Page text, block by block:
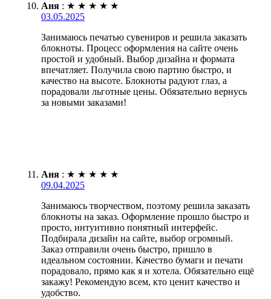
Аня : ★ ★ ★ ★ ★
03.05.2025
Занимаюсь печатью сувениров и решила заказать
блокноты. Процесс оформления на сайте очень
простой и удобный. Выбор дизайна и формата
впечатляет. Получила свою партию быстро, и
качество на высоте. Блокноты радуют глаз, а
порадовали льготные цены. Обязательно вернусь
за новыми заказами!
Аня : ★ ★ ★ ★ ★
09.04.2025
Занимаюсь творчеством, поэтому решила заказать
блокноты на заказ. Оформление прошло быстро и
просто, интуитивно понятный интерфейс.
Подбирала дизайн на сайте, выбор огромный.
Заказ отправили очень быстро, пришло в
идеальном состоянии. Качество бумаги и печати
порадовало, прямо как я и хотела. Обязательно ещё
закажу! Рекомендую всем, кто ценит качество и
удобство.